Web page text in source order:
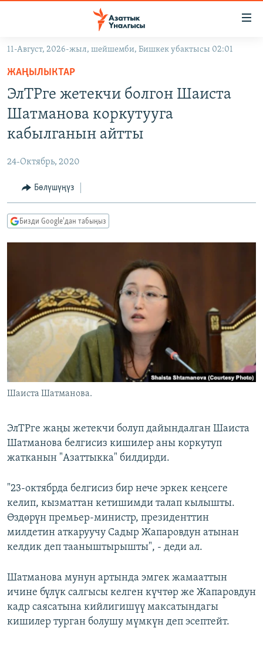
Навигацияга
өтүңүз
Издөөгө
салыңыз
САЯСАТ
МАДАНИЯТ
ДҮЙНӨ
УКРАИНА
ТВ ПРОГРАММАЛАР
БҮГҮН АЗАТТЫКТА
АЗАТТЫК+
ЫҢГАЙСЫЗ СУРООЛОР
ПОДКАСТ
Русский
ЭЕ/АРнун бардык сайттары
11-Август, 2026-жыл, шейшемби, Бишкек убактысы 02:01
ЖАҢЫЛЫКТАР
ЭлТРге жетекчи болгон Шаиста
Шатманова коркутууга
кабылганын айтты
24-Октябрь, 2020
Бөлүшүңүз
Бизди Google'дан табыңыз
Шаиста Шатманова.
ЭлТРге жаңы жетекчи болуп дайындалган Шаиста
Шатманова белгисиз кишилер аны коркутуп
жатканын "Азаттыкка" билдирди.
"23-октябрда белгисиз бир нече эркек кеңсеге
келип, кызматтан кетишимди талап кылышты.
Өздөрүн премьер-министр, президенттин
милдетин аткаруучу Садыр Жапаровдун атынан
келдик деп тааныштырышты", - деди ал.
Шатманова мунун артында эмгек жамааттын
ичине бүлүк салгысы келген күчтөр же Жапаровдун
кадр саясатына кийлигишүү максатындагы
кишилер турган болушу мүмкүн деп эсептейт.